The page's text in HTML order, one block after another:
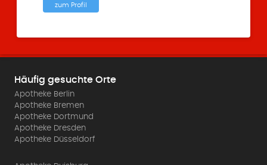
zum Profil
Häufig gesuchte Orte
Apotheke Berlin
Apotheke Bremen
Apotheke Dortmund
Apotheke Dresden
Apotheke Düsseldorf